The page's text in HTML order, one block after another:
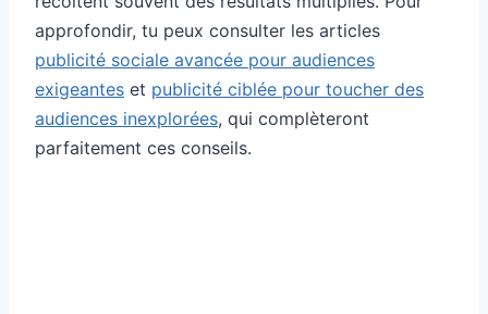
approfondir, tu peux consulter les articles
publicité sociale avancée pour audiences
exigeantes et publicité ciblée pour toucher des
audiences inexplorées, qui complèteront
parfaitement ces conseils.